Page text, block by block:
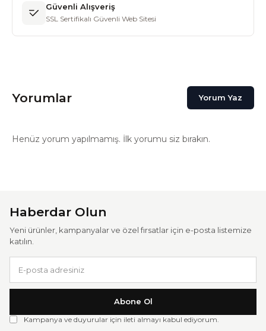
Güvenli Alışveriş
SSL Sertifikalı Güvenli Web Sitesi
Yorumlar Yorum Yaz
Henüz yorum yapılmamış. İlk yorumu siz bırakın.
Haberdar Olun
Yeni ürünler, kampanyalar ve özel fırsatlar için e-posta listemize
katılın.
Abone Ol
Kampanya ve duyurular için ileti almayı kabul ediyorum.